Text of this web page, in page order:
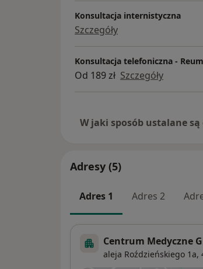
Konsultacja internistyczna
Szczegóły
Konsultacja telefoniczna -
Od 189 zł Szczegóły
W jaki sposób ustalane są
Adresy (5)
Adres 1 Adres 2
Centrum Medyczne
aleja Roździeńskiego 1a,